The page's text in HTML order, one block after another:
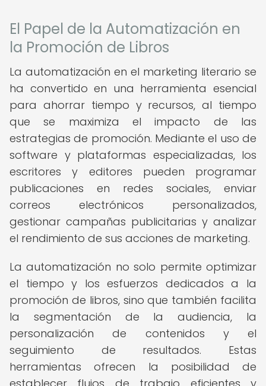
El Papel de la Automatización en
la Promoción de Libros
La automatización en el marketing literario se
ha convertido en una herramienta esencial
para ahorrar tiempo y recursos, al tiempo
que se maximiza el impacto de las
estrategias de promoción. Mediante el uso de
software y plataformas especializadas, los
escritores y editores pueden programar
publicaciones en redes sociales, enviar
correos electrónicos personalizados,
gestionar campañas publicitarias y analizar
el rendimiento de sus acciones de marketing.
La automatización no solo permite optimizar
el tiempo y los esfuerzos dedicados a la
promoción de libros, sino que también facilita
la segmentación de la audiencia, la
personalización de contenidos y el
seguimiento de resultados. Estas
herramientas ofrecen la posibilidad de